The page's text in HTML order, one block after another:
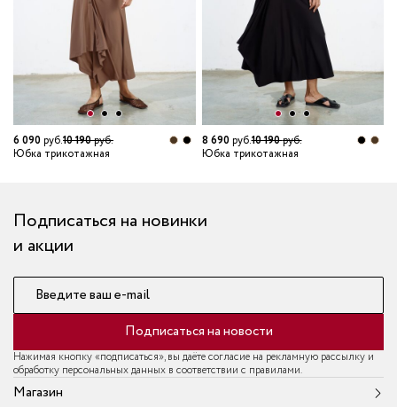
6 090руб.10 190руб.
Юбка трикотажная
8 690руб.10 190руб.
Юбка трикотажная
Подписаться на новинки
и акции
Введите ваш e-mail
Подписаться на новости
Нажимая кнопку «подписаться», вы даёте согласие на рекламную рассылку и
обработку персональных данных в соответствии с правилами.
Магазин